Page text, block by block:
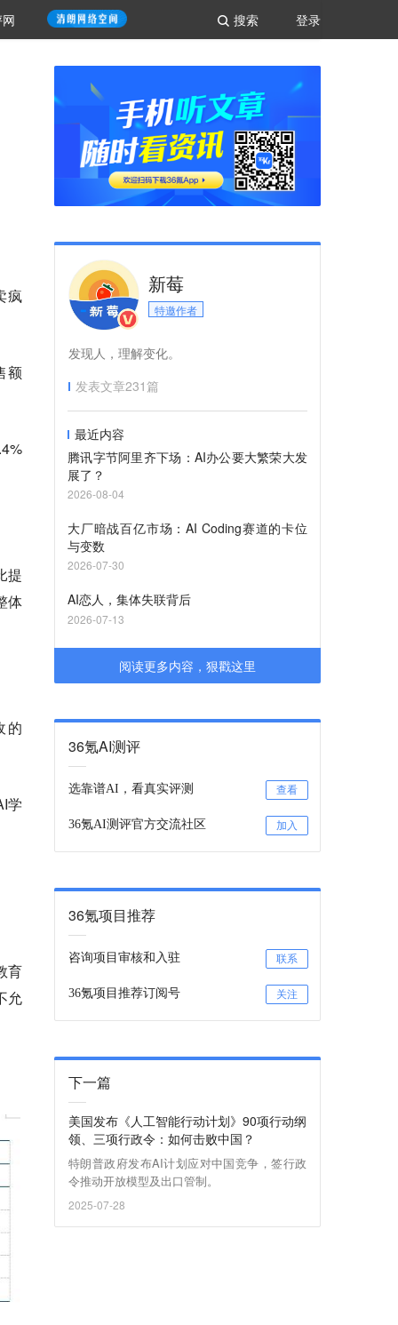
登录
搜索
疯
额
提
体
的
学
育
允
新莓
特邀作者
发现人，理解变化。
发表文章231篇
最近内容
腾讯字节阿里齐下场：AI办公要大繁荣大发
展了？
2026-08-04
大厂暗战百亿市场：AI Coding赛道的卡位
与变数
2026-07-30
AI恋人，集体失联背后
2026-07-13
阅读更多内容，狠戳这里
36氪AI测评
选靠谱AI，看真实评测 查看
36氪AI测评官方交流社区 加入
36氪项目推荐
咨询项目审核和入驻 联系
36氪项目推荐订阅号 关注
下一篇
美国发布《人工智能行动计划》90项行动纲
领、三项行政令：如何击败中国？
特朗普政府发布AI计划应对中国竞争，签行政
令推动开放模型及出口管制。
2025-07-28